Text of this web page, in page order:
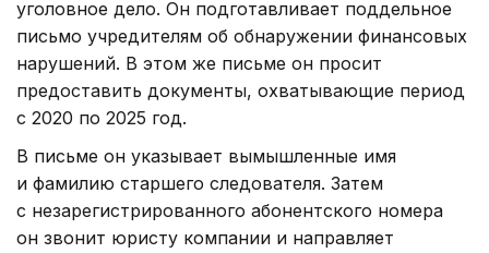
уголовное дело. Он подготавливает поддельное
письмо учредителям об обнаружении финансовых
нарушений. В этом же письме он просит
предоставить документы, охватывающие период
с 2020 по 2025 год.
В письме он указывает вымышленные имя
и фамилию старшего следователя. Затем
с незарегистрированного абонентского номера
он звонит юристу компании и направляет